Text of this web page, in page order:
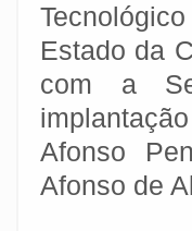
Estado da
com a
Afonso
Afonso de